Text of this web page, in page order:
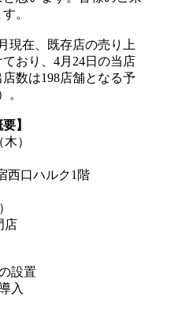
。
現在、既存店の売り上
おり、4月24日の当店
数は198店舗となる予
。
】
）
西口ハルク1階
店
設置
入